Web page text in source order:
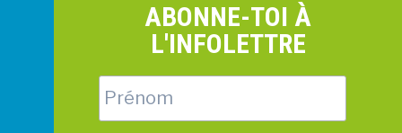
ABONNE-TOI À
L'INFOLETTRE